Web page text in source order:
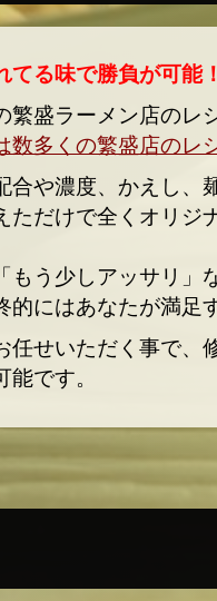
てる味で勝負が可能！
繁盛ラーメン店のレ
数多くの繁盛店のレ
合や濃度、かえし、
ただけで全くオリジ
もう少しアッサリ」
的にはあなたが満足
任せいただく事で、
です。